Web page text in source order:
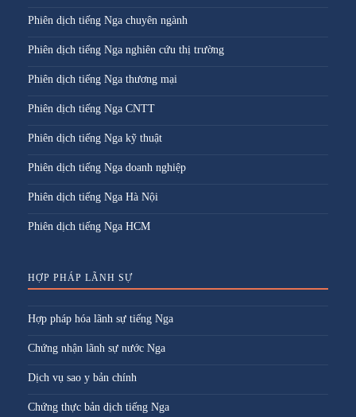
Phiên dịch tiếng Nga chuyên ngành
Phiên dịch tiếng Nga nghiên cứu thị trường
Phiên dịch tiếng Nga thương mại
Phiên dịch tiếng Nga CNTT
Phiên dịch tiếng Nga kỹ thuật
Phiên dịch tiếng Nga doanh nghiệp
Phiên dịch tiếng Nga Hà Nội
Phiên dịch tiếng Nga HCM
HỢP PHÁP LÃNH SỰ
Hợp pháp hóa lãnh sự tiếng Nga
Chứng nhận lãnh sự nước Nga
Dịch vụ sao y bản chính
Chứng thực bản dịch tiếng Nga